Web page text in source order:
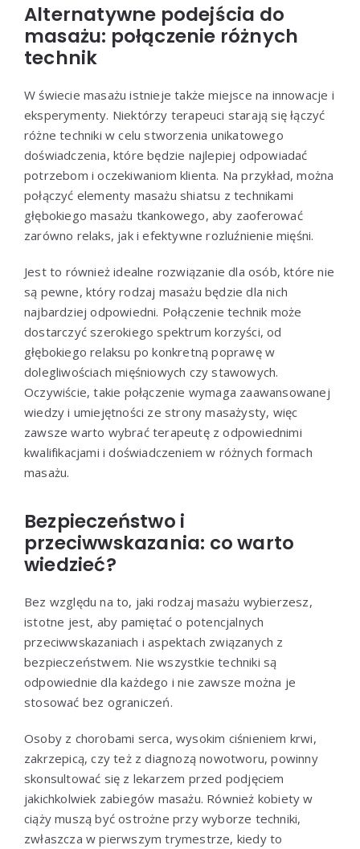
Alternatywne podejścia do
masażu: połączenie różnych
technik
W świecie masażu istnieje także miejsce na innowacje i
eksperymenty. Niektórzy terapeuci starają się łączyć
różne techniki w celu stworzenia unikatowego
doświadczenia, które będzie najlepiej odpowiadać
potrzebom i oczekiwaniom klienta. Na przykład, można
połączyć elementy masażu shiatsu z technikami
głębokiego masażu tkankowego, aby zaoferować
zarówno relaks, jak i efektywne rozluźnienie mięśni.
Jest to również idealne rozwiązanie dla osób, które nie
są pewne, który rodzaj masażu będzie dla nich
najbardziej odpowiedni. Połączenie technik może
dostarczyć szerokiego spektrum korzyści, od
głębokiego relaksu po konkretną poprawę w
dolegliwościach mięśniowych czy stawowych.
Oczywiście, takie połączenie wymaga zaawansowanej
wiedzy i umiejętności ze strony masażysty, więc
zawsze warto wybrać terapeutę z odpowiednimi
kwalifikacjami i doświadczeniem w różnych formach
masażu.
Bezpieczeństwo i
przeciwwskazania: co warto
wiedzieć?
Bez względu na to, jaki rodzaj masażu wybierzesz,
istotne jest, aby pamiętać o potencjalnych
przeciwwskazaniach i aspektach związanych z
bezpieczeństwem. Nie wszystkie techniki są
odpowiednie dla każdego i nie zawsze można je
stosować bez ograniczeń.
Osoby z chorobami serca, wysokim ciśnieniem krwi,
zakrzepicą, czy też z diagnozą nowotworu, powinny
skonsultować się z lekarzem przed podjęciem
jakichkolwiek zabiegów masażu. Również kobiety w
ciąży muszą być ostrożne przy wyborze techniki,
zwłaszcza w pierwszym trymestrze, kiedy to